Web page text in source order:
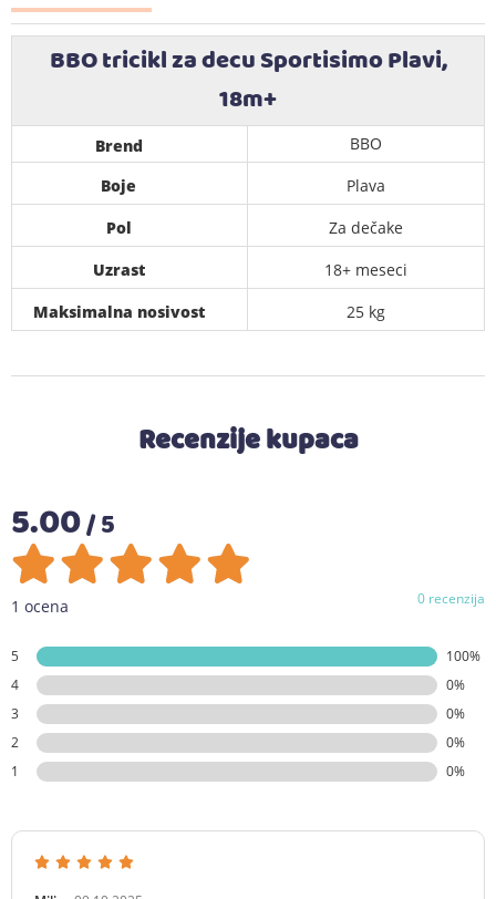
BBO tricikl za decu Sportisimo Plavi,
18m+
Brend
BBO
Boje
Plava
Pol
Za dečake
Uzrast
18+ meseci
Maksimalna nosivost
25 kg
Recenzije kupaca
5.00/ 5
1 ocena 0 recenzija
5
100%
4
0%
3
0%
2
0%
1
0%